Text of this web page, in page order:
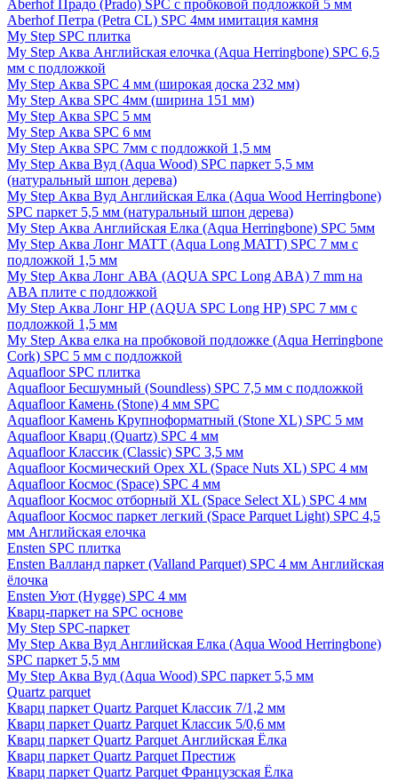
Aberhof Прадо (Prado) SPC с пробковой подложкой 5 мм
Aberhof Петра (Petra CL) SPC 4мм имитация камня
My Step SPC плитка
My Step Аква Английская елочка (Aqua Herringbone) SPC 6,5
мм с подложкой
My Step Аква SPC 4 мм (широкая доска 232 мм)
My Step Аква SPC 4мм (ширина 151 мм)
My Step Аква SPC 5 мм
My Step Аква SPC 6 мм
My Step Аква SPC 7мм c подложкой 1,5 мм
My Step Аква Вуд (Aqua Wood) SPC паркет 5,5 мм
(натуральный шпон дерева)
My Step Аква Вуд Английская Елка (Aqua Wood Herringbone)
SPC паркет 5,5 мм (натуральный шпон дерева)
My Step Аква Английская Елка (Aqua Herringbone) SPC 5мм
My Step Аква Лонг MATT (Aqua Long MATT) SPC 7 мм с
подложкой 1,5 мм
My Step Аква Лонг АВА (AQUA SPC Long ABA) 7 mm на
ABA плите с подложкой
My Step Аква Лонг НР (AQUA SPC Long HP) SPC 7 мм с
подложкой 1,5 мм
My Step Аква елка на пробковой подложке (Aqua Herringbone
Cork) SPC 5 мм с подложкой
Aquafloor SPC плитка
Aquafloor Бесшумный (Soundless) SPC 7,5 мм с подложкой
Aquafloor Камень (Stone) 4 мм SPC
Aquafloor Камень Крупноформатный (Stone XL) SPC 5 мм
Aquafloor Кварц (Quartz) SPC 4 мм
Aquafloor Классик (Classic) SPC 3,5 мм
Aquafloor Космический Орех XL (Space Nuts XL) SPC 4 мм
Aquafloor Космос (Space) SPC 4 мм
Aquafloor Космос отборный XL (Space Select XL) SPC 4 мм
Aquafloor Космос паркет легкий (Space Parquet Light) SPC 4,5
мм Английская елочка
Ensten SPC плитка
Ensten Валланд паркет (Valland Parquet) SPC 4 мм Английская
ёлочка
Ensten Уют (Hygge) SPC 4 мм
Кварц-паркет на SPC основе
My Step SPC-паркет
My Step Аква Вуд Английская Елка (Aqua Wood Herringbone)
SPC паркет 5,5 мм
My Step Аква Вуд (Aqua Wood) SPC паркет 5,5 мм
Quartz parquet
Кварц паркет Quartz Parquet Классик 7/1,2 мм
Кварц паркет Quartz Parquet Классик 5/0,6 мм
Кварц паркет Quartz Parquet Английская Ёлка
Кварц паркет Quartz Parquet Престиж
Кварц паркет Quartz Parquet Французская Ёлка